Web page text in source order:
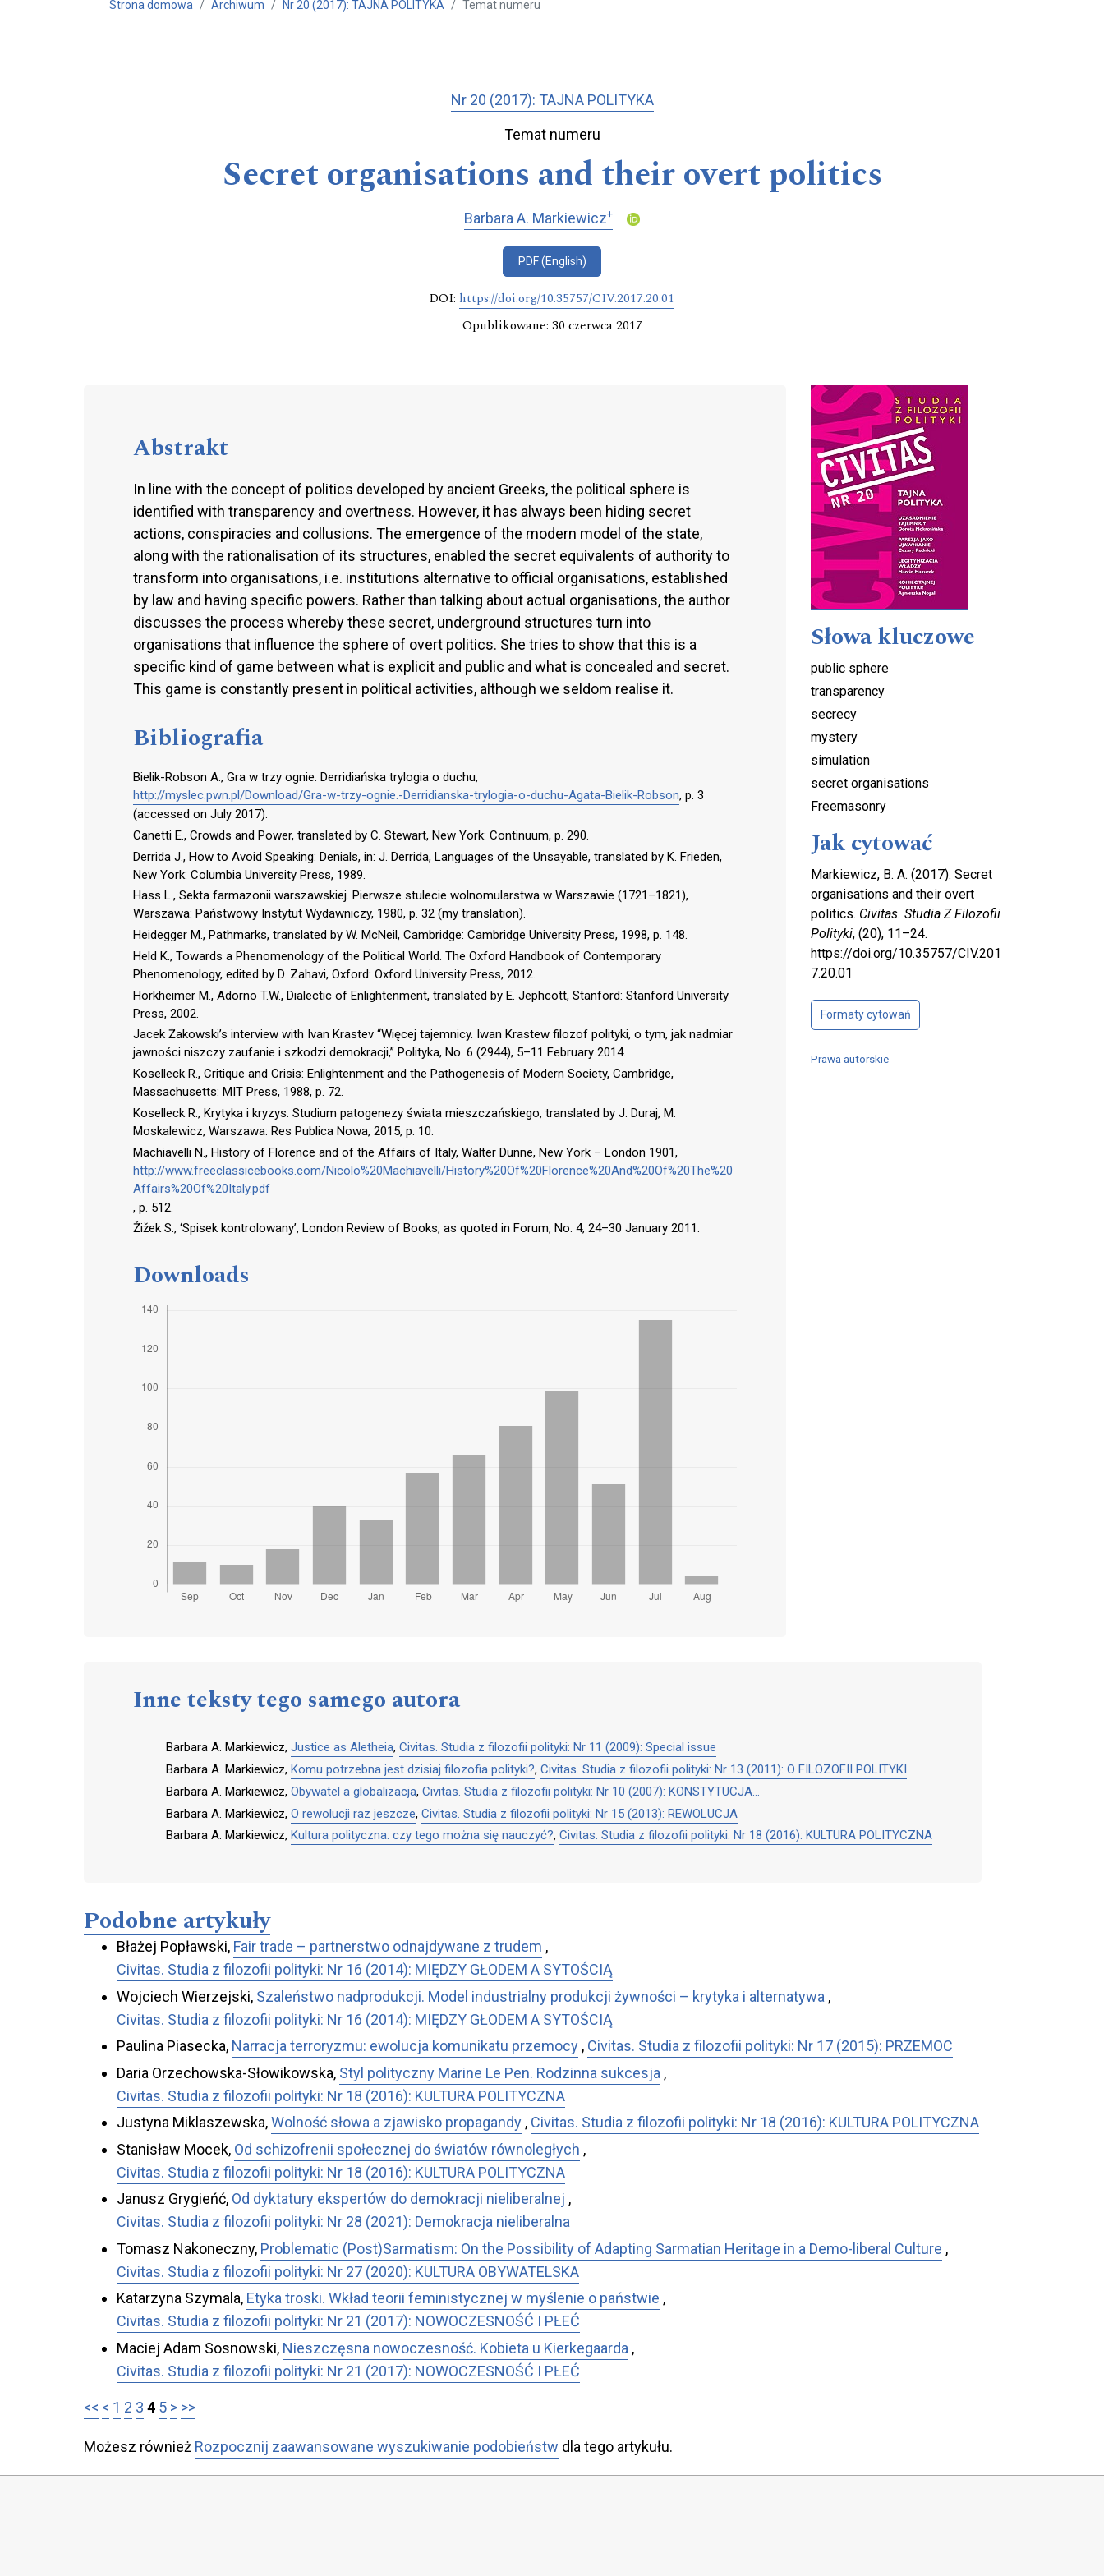
Strona domowa Archiwum Nr 20 (2017): TAJNA POLITYKA Temat numeru
Nr 20 (2017): TAJNA POLITYKA
Temat numeru
Secret organisations and their overt politics
Barbara A. Markiewicz+
PDF (English)
DOI: https://doi.org/10.35757/CIV.2017.20.01
Opublikowane: 30 czerwca 2017
Abstrakt
In line with the concept of politics developed by ancient Greeks, the political sphere is
identified with transparency and overtness. However, it has always been hiding secret
actions, conspiracies and collusions. The emergence of the modern model of the state,
along with the rationalisation of its structures, enabled the secret equivalents of authority to
transform into organisations, i.e. institutions alternative to official organisations, established
by law and having specific powers. Rather than talking about actual organisations, the author
discusses the process whereby these secret, underground structures turn into
organisations that influence the sphere of overt politics. She tries to show that this is a
specific kind of game between what is explicit and public and what is concealed and secret.
This game is constantly present in political activities, although we seldom realise it.
Bibliografia
Bielik-Robson A., Gra w trzy ognie. Derridiańska trylogia o duchu,
http://myslec.pwn.pl/Download/Gra-w-trzy-ognie.-Derridianska-trylogia-o-duchu-Agata-Bielik-Robson, p. 3
(accessed on July 2017).
Canetti E., Crowds and Power, translated by C. Stewart, New York: Continuum, p. 290.
Derrida J., How to Avoid Speaking: Denials, in: J. Derrida, Languages of the Unsayable, translated by K. Frieden,
New York: Columbia University Press, 1989.
Hass L., Sekta farmazonii warszawskiej. Pierwsze stulecie wolnomularstwa w Warszawie (1721–1821),
Warszawa: Państwowy Instytut Wydawniczy, 1980, p. 32 (my translation).
Heidegger M., Pathmarks, translated by W. McNeil, Cambridge: Cambridge University Press, 1998, p. 148.
Held K., Towards a Phenomenology of the Political World. The Oxford Handbook of Contemporary
Phenomenology, edited by D. Zahavi, Oxford: Oxford University Press, 2012.
Horkheimer M., Adorno T.W., Dialectic of Enlightenment, translated by E. Jephcott, Stanford: Stanford University
Press, 2002.
Jacek Żakowski’s interview with Ivan Krastev “Więcej tajemnicy. Iwan Krastew filozof polityki, o tym, jak nadmiar
jawności niszczy zaufanie i szkodzi demokracji,” Polityka, No. 6 (2944), 5–11 February 2014.
Koselleck R., Critique and Crisis: Enlightenment and the Pathogenesis of Modern Society, Cambridge,
Massachusetts: MIT Press, 1988, p. 72.
Koselleck R., Krytyka i kryzys. Studium patogenezy świata mieszczańskiego, translated by J. Duraj, M.
Moskalewicz, Warszawa: Res Publica Nowa, 2015, p. 10.
Machiavelli N., History of Florence and of the Affairs of Italy, Walter Dunne, New York – London 1901,
http://www.freeclassicebooks.com/Nicolo%20Machiavelli/History%20Of%20Florence%20And%20Of%20The%20
Affairs%20Of%20Italy.pdf
, p. 512.
Žižek S., ‘Spisek kontrolowany’, London Review of Books, as quoted in Forum, No. 4, 24–30 January 2011.
Downloads
Cover image
Słowa kluczowe
public sphere
transparency
secrecy
mystery
simulation
secret organisations
Freemasonry
Jak cytować
Markiewicz, B. A. (2017). Secret
organisations and their overt
politics. Civitas. Studia Z Filozofii
Polityki, (20), 11–24.
https://doi.org/10.35757/CIV.201
7.20.01
Formaty cytowań
Prawa autorskie
Inne teksty tego samego autora
Barbara A. Markiewicz, Justice as Aletheia, Civitas. Studia z filozofii polityki: Nr 11 (2009): Special issue
Barbara A. Markiewicz, Komu potrzebna jest dzisiaj filozofia polityki?, Civitas. Studia z filozofii polityki: Nr 13 (2011): O FILOZOFII POLITYKI
Barbara A. Markiewicz, Obywatel a globalizacja, Civitas. Studia z filozofii polityki: Nr 10 (2007): KONSTYTUCJA…
Barbara A. Markiewicz, O rewolucji raz jeszcze, Civitas. Studia z filozofii polityki: Nr 15 (2013): REWOLUCJA
Barbara A. Markiewicz, Kultura polityczna: czy tego można się nauczyć?, Civitas. Studia z filozofii polityki: Nr 18 (2016): KULTURA POLITYCZNA
Podobne artykuły
Błażej Popławski, Fair trade – partnerstwo odnajdywane z trudem ,
Civitas. Studia z filozofii polityki: Nr 16 (2014): MIĘDZY GŁODEM A SYTOŚCIĄ
Wojciech Wierzejski, Szaleństwo nadprodukcji. Model industrialny produkcji żywności – krytyka i alternatywa ,
Civitas. Studia z filozofii polityki: Nr 16 (2014): MIĘDZY GŁODEM A SYTOŚCIĄ
Paulina Piasecka, Narracja terroryzmu: ewolucja komunikatu przemocy , Civitas. Studia z filozofii polityki: Nr 17 (2015): PRZEMOC
Daria Orzechowska-Słowikowska, Styl polityczny Marine Le Pen. Rodzinna sukcesja ,
Civitas. Studia z filozofii polityki: Nr 18 (2016): KULTURA POLITYCZNA
Justyna Miklaszewska,Wolność słowa a zjawisko propagandy , Civitas. Studia z filozofii polityki: Nr 18 (2016): KULTURA POLITYCZNA
Stanisław Mocek, Od schizofrenii społecznej do światów równoległych ,
Civitas. Studia z filozofii polityki: Nr 18 (2016): KULTURA POLITYCZNA
Janusz Grygieńć, Od dyktatury ekspertów do demokracji nieliberalnej ,
Civitas. Studia z filozofii polityki: Nr 28 (2021): Demokracja nieliberalna
Tomasz Nakoneczny, Problematic (Post)Sarmatism: On the Possibility of Adapting Sarmatian Heritage in a Demo-liberal Culture ,
Civitas. Studia z filozofii polityki: Nr 27 (2020): KULTURA OBYWATELSKA
Katarzyna Szymala, Etyka troski. Wkład teorii feministycznej w myślenie o państwie ,
Civitas. Studia z filozofii polityki: Nr 21 (2017): NOWOCZESNOŚĆ I PŁEĆ
Maciej Adam Sosnowski, Nieszczęsna nowoczesność. Kobieta u Kierkegaarda ,
Civitas. Studia z filozofii polityki: Nr 21 (2017): NOWOCZESNOŚĆ I PŁEĆ
<< < 1 2 3 4 5 > >>
Możesz również Rozpocznij zaawansowane wyszukiwanie podobieństw dla tego artykułu.